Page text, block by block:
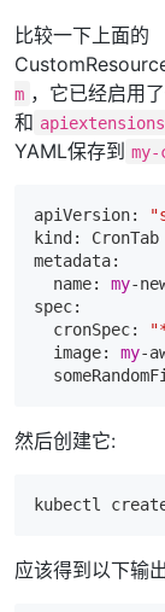
比较一下上面的
m ，它已经启用
和
YAML保存到
apiVersion:
kind: CronTab
metadata:
name: my-
spec:
  cronSpec:
  image:
my-
然后创建它:
kubectl
应该得到以下输